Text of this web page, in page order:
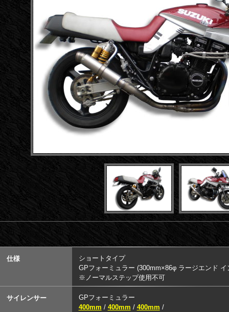
仕様
ショートタイプ
GPフォーミュラー (300mm×86φ ラージエンド イ
※ノーマルステップ使用不可
サイレンサー
GPフォーミュラー
400mm / 400mm / 400mm /